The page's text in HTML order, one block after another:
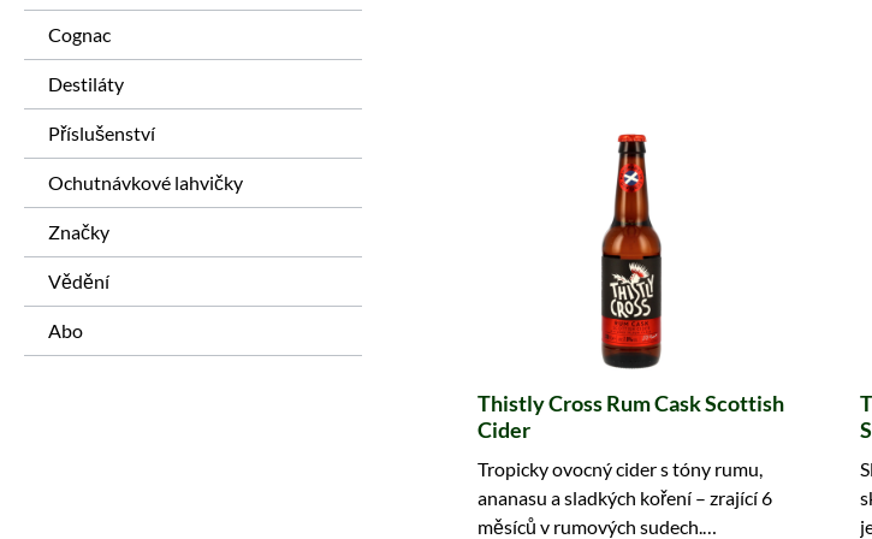
Cognac
Destiláty
Příslušenství
Ochutnávkové lahvičky
Značky
Vědění
Abo
Thistly Cross Rum Cask Scottish
Cider
Tropicky ovocný cider s tóny rumu,
ananasu a sladkých koření – zrající 6
měsíců v rumových sudech.